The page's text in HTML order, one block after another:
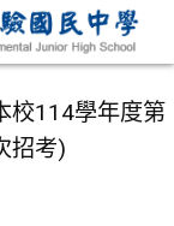
校114學年度第
招考)